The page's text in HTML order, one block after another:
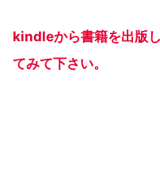
kindleから書籍を出版
てみて下さい。